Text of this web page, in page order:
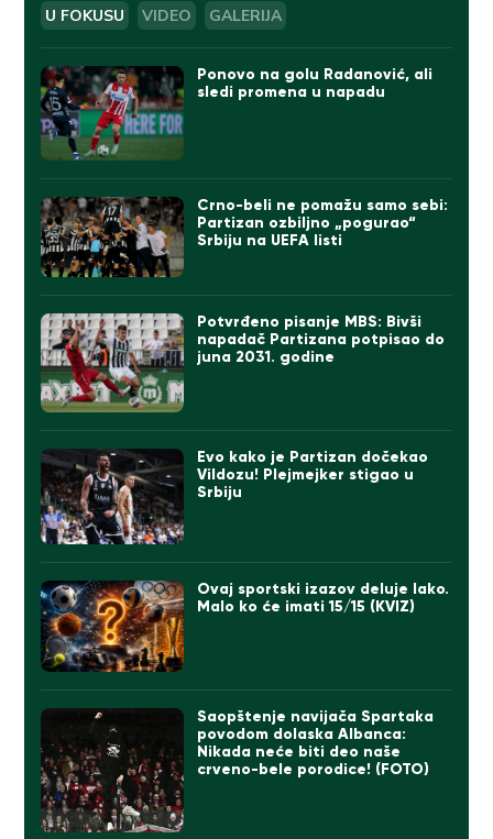
U FOKUSU VIDEO GALERIJA
Ponovo na golu Radanović, ali
sledi promena u napadu
Crno-beli ne pomažu samo sebi:
Partizan ozbiljno „pogurao“
Srbiju na UEFA listi
Potvrđeno pisanje MBS: Bivši
napadač Partizana potpisao do
juna 2031. godine
Evo kako je Partizan dočekao
Vildozu! Plejmejker stigao u
Srbiju
Ovaj sportski izazov deluje lako.
Malo ko će imati 15/15 (KVIZ)
Saopštenje navijača Spartaka
povodom dolaska Albanca:
Nikada neće biti deo naše
crveno-bele porodice! (FOTO)